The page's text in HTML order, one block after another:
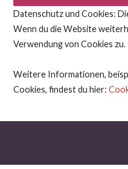
Datenschutz und Cookies:
Wenn du die Website
Verwendung von Cookies zu.
Weitere Informationen,
Cookies, findest du hier: